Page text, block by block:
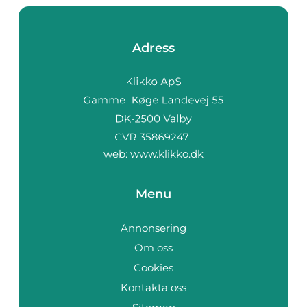
Adress
web: www.klikko.dk
Menu
Annonsering
Om oss
Cookies
Kontakta oss